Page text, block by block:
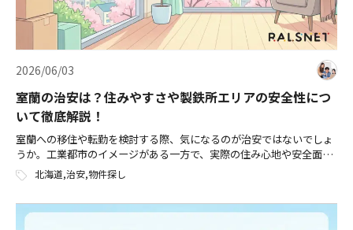
2026/06/03
室蘭の治安は？住みやすさや製鉄所エリアの安全性につ
いて徹底解説！
室蘭への移住や転勤を検討する際、気になるのが治安ではないでしょ
うか。工業都市のイメージがある一方で、実際の住み心地や安全面に
ついては、意外と知られていない情報も多いものです。 本記事では、
室蘭の治安状況をデータに基づいて […]
北海道,治安,物件探し